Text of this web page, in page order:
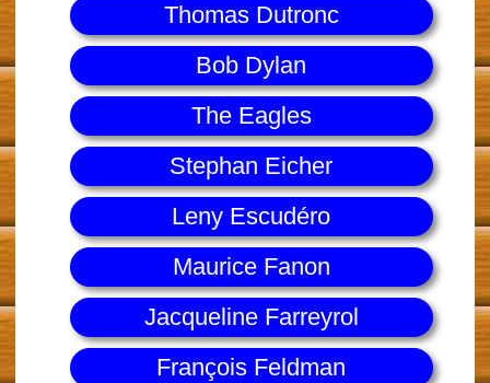
Thomas Dutronc
Bob Dylan
The Eagles
Stephan Eicher
Leny Escudéro
Maurice Fanon
Jacqueline Farreyrol
François Feldman